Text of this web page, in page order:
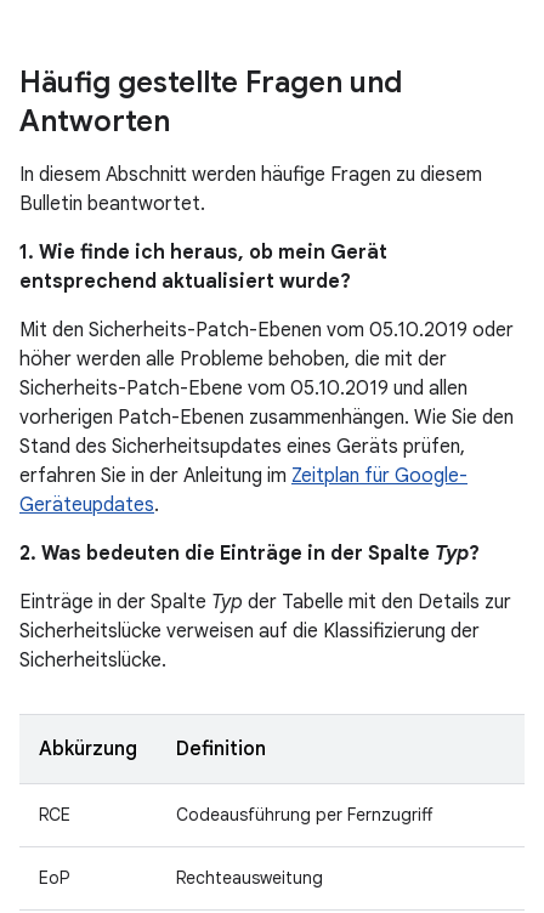
Häufig gestellte Fragen und
Antworten
In diesem Abschnitt werden häufige Fragen zu diesem
Bulletin beantwortet.
1. Wie finde ich heraus, ob mein Gerät
entsprechend aktualisiert wurde?
Mit den Sicherheits-Patch-Ebenen vom 05.10.2019 oder
höher werden alle Probleme behoben, die mit der
Sicherheits-Patch-Ebene vom 05.10.2019 und allen
vorherigen Patch-Ebenen zusammenhängen. Wie Sie den
Stand des Sicherheitsupdates eines Geräts prüfen,
erfahren Sie in der Anleitung im Zeitplan für Google-
Geräteupdates.
2. Was bedeuten die Einträge in der Spalte Typ?
Einträge in der Spalte Typ der Tabelle mit den Details zur
Sicherheitslücke verweisen auf die Klassifizierung der
Sicherheitslücke.
Abkürzung Definition
RCE Codeausführung per Fernzugriff
EoP Rechteausweitung